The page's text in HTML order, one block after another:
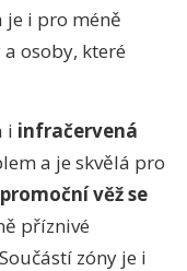
je i pro méně
osoby, které
i infračervená
a je skvělá pro
promoční věž se
příznivé
zóny je i